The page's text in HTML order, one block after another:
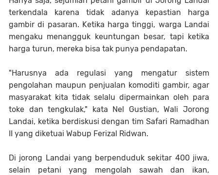
terkendala karena tidak adanya kepastian harga
gambir di pasaran. Ketika harga tinggi, warga Landai
mengaku menangguk keuntungan besar, tapi ketika
harga turun, mereka bisa tak punya pendapatan.
"Harusnya ada regulasi yang mengatur sistem
pengolahan maupun penjualan komoditi gambir, agar
masyarakat kita tidak selalu dipermainkan oleh para
toke dan tengkulak," kata Nel Gustian, Wali Jorong
Landai, ketika berdiskusi dengan tim Safari Ramadhan
II yang diketuai Wabup Ferizal Ridwan.
Di jorong Landai yang berpenduduk sekitar 400 jiwa,
selain petani yang mengolah sawah dan ikan,